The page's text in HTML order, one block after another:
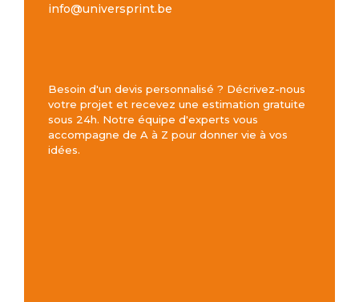
info@universprint.be
Besoin d'un devis personnalisé ? Décrivez-nous
votre projet et recevez une estimation gratuite
sous 24h. Notre équipe d'experts vous
accompagne de A à Z pour donner vie à vos
idées.